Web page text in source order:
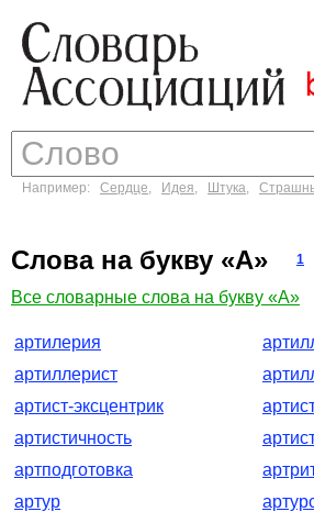
Например: Сердце, Идея, Штука,
Слова на букву «А» 1
Все словарные слова на букву «А»
артилерия
артиллерист
артист-эксцентрик
артистичность
артподготовка
артур